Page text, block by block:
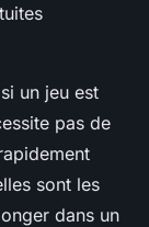
un jeu est
pas de
sont les
dans un